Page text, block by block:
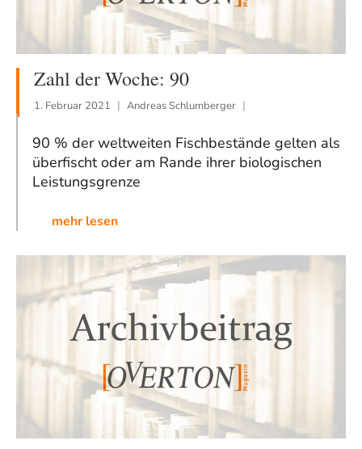
Zahl der Woche: 90
1. Februar 2021 Andreas Schlumberger
90 % der weltweiten Fischbestände gelten als
überfischt oder am Rande ihrer biologischen
Leistungsgrenze
mehr lesen